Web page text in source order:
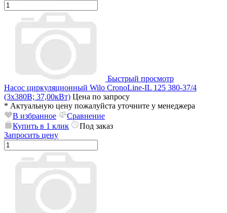
Быстрый просмотр
Насос циркуляционный Wilo CronoLine-IL 125 380-37/4
(3х380В; 37,00кВт) Цена по запросу
* Актуальную цену пожалуйста уточните у менеджера
В избранное
Сравнение
Купить в 1 клик
Под заказ
Запросить цену